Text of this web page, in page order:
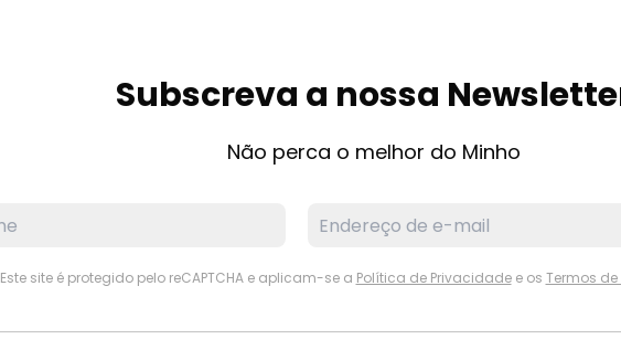
Subscreva a nossa
Não perca o melhor do Minho
Este site é protegido pelo reCAPTCHA e aplicam-se a Política de Privacidadee os Termos de